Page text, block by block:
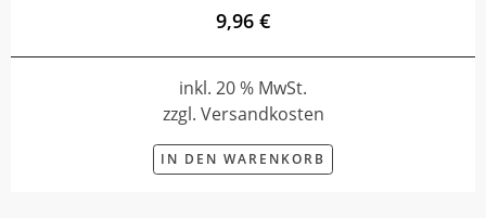
9,96 €
inkl. 20 % MwSt.
zzgl. Versandkosten
IN DEN WARENKORB